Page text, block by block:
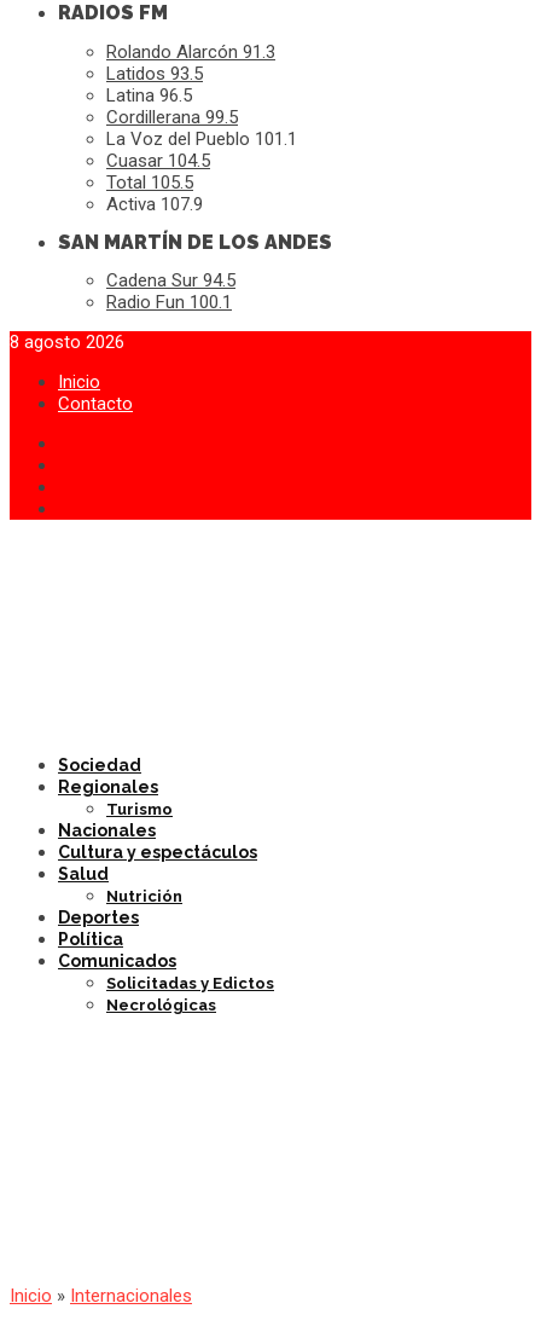
RADIOS FM
Rolando Alarcón 91.3
Latidos 93.5
Latina 96.5
Cordillerana 99.5
La Voz del Pueblo 101.1
Cuasar 104.5
Total 105.5
Activa 107.9
SAN MARTÍN DE LOS ANDES
Cadena Sur 94.5
Radio Fun 100.1
8 agosto 2026
Inicio
Contacto
Sociedad
Regionales
Turismo
Nacionales
Cultura y espectáculos
Salud
Nutrición
Deportes
Política
Comunicados
Solicitadas y Edictos
Necrológicas
Inicio » Internacionales